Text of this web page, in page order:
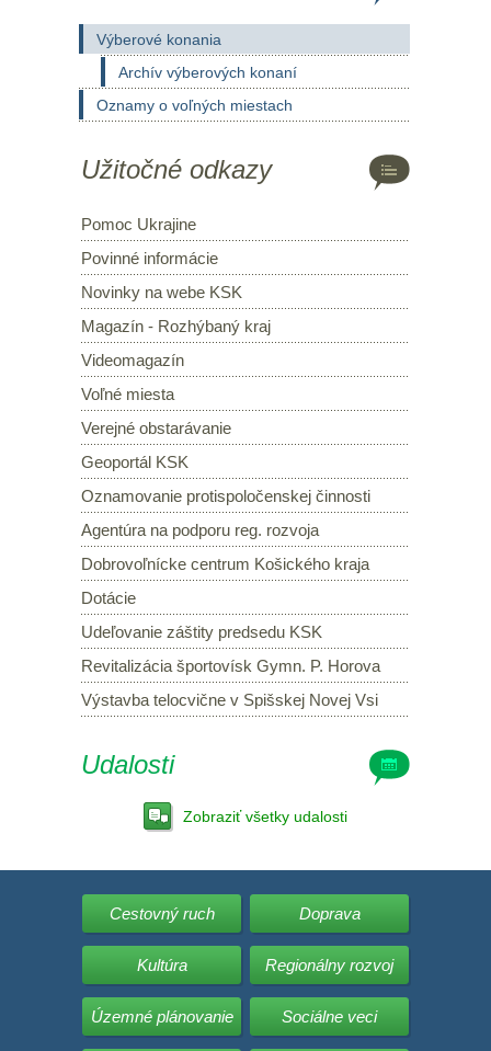
Výberové konania
Archív výberových konaní
Oznamy o voľných miestach
Užitočné odkazy
Pomoc Ukrajine
Povinné informácie
Novinky na webe KSK
Magazín - Rozhýbaný kraj
Videomagazín
Voľné miesta
Verejné obstarávanie
Geoportál KSK
Oznamovanie protispoločenskej činnosti
Agentúra na podporu reg. rozvoja
Dobrovoľnícke centrum Košického kraja
Dotácie
Udeľovanie záštity predsedu KSK
Revitalizácia športovísk Gymn. P. Horova
Výstavba telocvične v Spišskej Novej Vsi
Udalosti
Zobraziť všetky udalosti
Cestovný ruch Doprava
Kultúra Regionálny rozvoj
Územné plánovanie Sociálne veci